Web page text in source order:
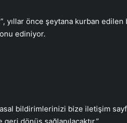
önce şeytana kurban edilen
ediniyor.
bildirimlerinizi bize iletişim